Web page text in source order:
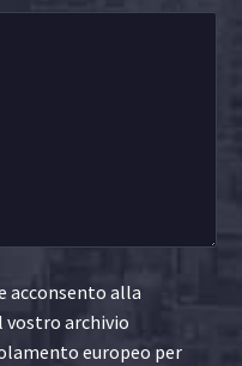
acconsento alla
vostro archivio
europeo per